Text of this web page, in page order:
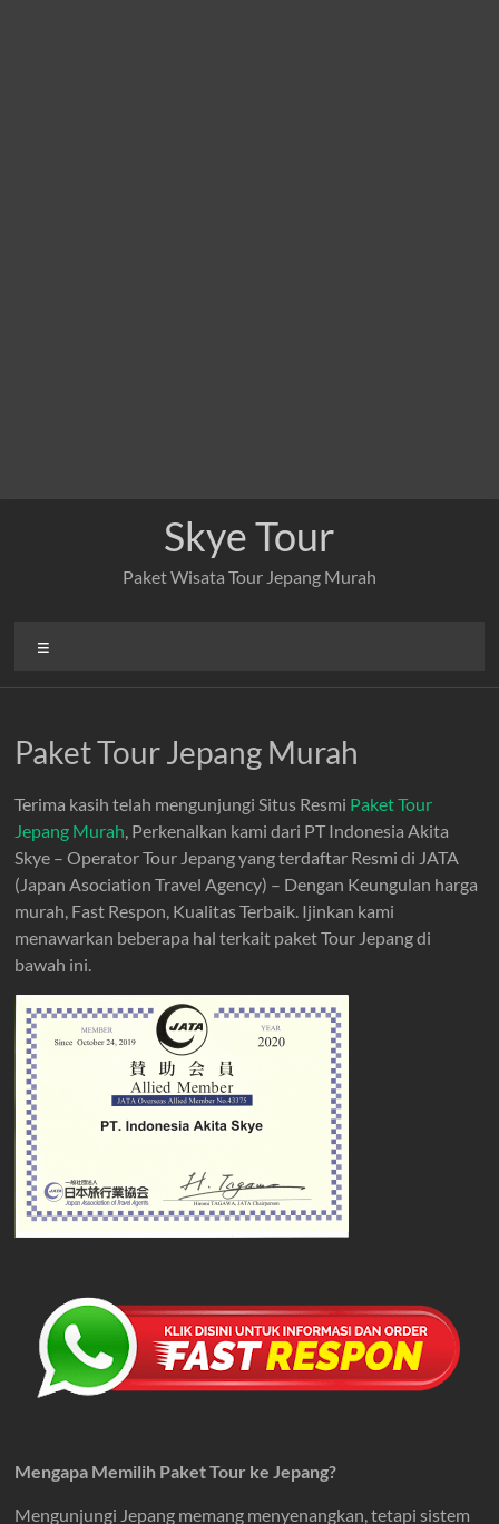
Skye Tour
Paket Wisata Tour Jepang Murah
Paket Tour Jepang Murah
Terima kasih telah mengunjungi Situs Resmi Paket Tour
Jepang Murah, Perkenalkan kami dari PT Indonesia Akita
Skye – Operator Tour Jepang yang terdaftar Resmi di JATA
(Japan Asociation Travel Agency) – Dengan Keungulan harga
murah, Fast Respon, Kualitas Terbaik. Ijinkan kami
menawarkan beberapa hal terkait paket Tour Jepang di
bawah ini.
Mengapa Memilih Paket Tour ke Jepang?
Mengunjungi Jepang memang menyenangkan, tetapi sistem